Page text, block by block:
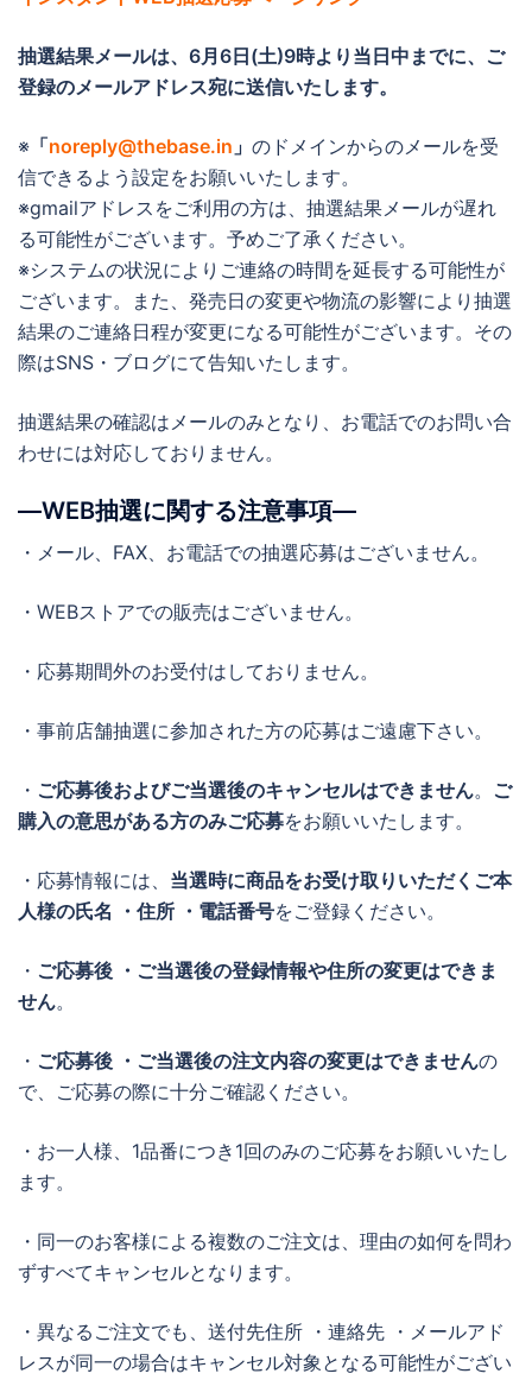
抽選結果メールは、 6月6日(土)9時より当日中までに、ご
登録のメールアドレス宛に送信いたします。
※ 「noreply@thebase.in 」 のドメインからのメールを受
信できるよう設定をお願いいたします。
※gmailアドレスをご利用の方は、抽選結果メールが遅れ
る可能性がございます。予めご了承ください。
※システムの状況によりご連絡の時間を延長する可能性が
ございます。また、発売日の変更や物流の影響により抽選
結果のご連絡日程が変更になる可能性がございます。その
際はSNS・ブログにて告知いたします。
抽選結果の確認はメールのみとなり、お電話でのお問い合
わせには対応しておりません。
―WEB抽選に関する注意事項―
・メール、FAX、お電話での抽選応募はございません。
・WEBストアでの販売はございません。
・応募期間外のお受付はしておりません。
・事前店舗抽選に参加された方の応募はご遠慮下さい。
・ ご応募後およびご当選後のキャンセルはできません。 ご
購入の意思がある方のみご応募をお願いいたします。
・応募情報には、 当選時に商品をお受け取りいただくご本
人様の氏名 ・住所 ・電話番号をご登録ください。
・ ご応募後 ・ご当選後の登録情報や住所の変更はできま
せん。
・ ご応募後 ・ご当選後の注文内容の変更はできませんの
で、ご応募の際に十分ご確認ください。
・お一人様、1品番につき1回のみのご応募をお願いいたし
ます。
・同一のお客様による複数のご注文は、理由の如何を問わ
ずすべてキャンセルとなります。
・異なるご注文でも、送付先住所 ・連絡先 ・メールアド
レスが同一の場合はキャンセル対象となる可能性がござい